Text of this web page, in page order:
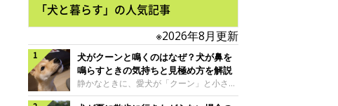
「犬と暮らす」の人気記事
※2026年8月更新
犬がクーンと鳴くのはなぜ？犬が鼻を
鳴らすときの気持ちと見極め方を解説
静かなときに、愛犬が「クーン」と小さく
鳴いたり、鼻を鳴らすような音を出したり